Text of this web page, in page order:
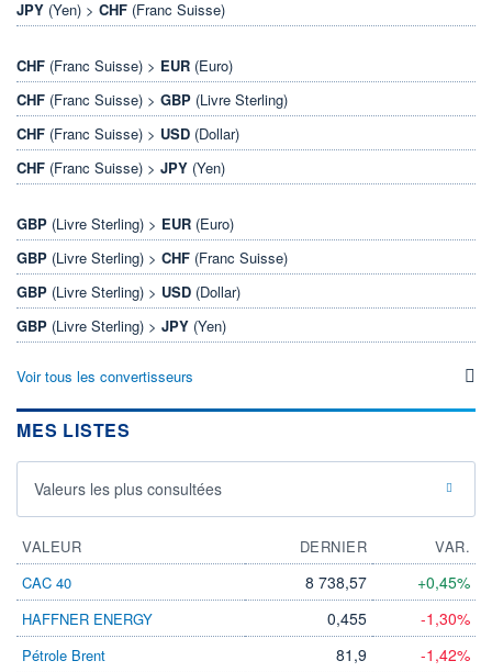
JPY (Yen) > CHF (Franc Suisse)
CHF (Franc Suisse) > EUR (Euro)
CHF (Franc Suisse) > GBP (Livre Sterling)
CHF (Franc Suisse) > USD (Dollar)
CHF (Franc Suisse) > JPY (Yen)
GBP (Livre Sterling) > EUR (Euro)
GBP (Livre Sterling) > CHF (Franc Suisse)
GBP (Livre Sterling) > USD (Dollar)
GBP (Livre Sterling) > JPY (Yen)
Voir tous les convertisseurs
MES LISTES
Valeurs les plus consultées
VALEUR DERNIER
VAR.
CAC 40
8 738,57 +0,45%
HAFFNER ENERGY 0,455 -1,30%
Pétrole Brent 81,9 -1,42%